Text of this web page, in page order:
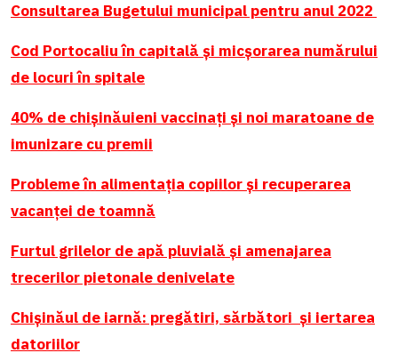
Consultarea Bugetului municipal pentru anul 2022
Cod Portocaliu în capitală și micșorarea numărului
de locuri în spitale
40% de chișinăuieni vaccinați și noi maratoane de
imunizare cu premii
Probleme în alimentația copiilor și recuperarea
vacanței de toamnă
Furtul grilelor de apă pluvială și amenajarea
trecerilor pietonale denivelate
Chișinăul de iarnă: pregătiri, sărbători și iertarea
datoriilor